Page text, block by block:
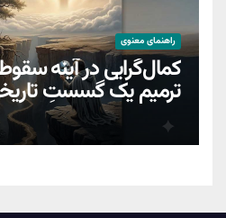
راهنمای معنوی
کمال‌گرایی در آینه
ترمیمِ یک گسستِ